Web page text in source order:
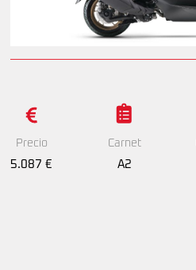
Precio
5.087 €
Carnet
A2